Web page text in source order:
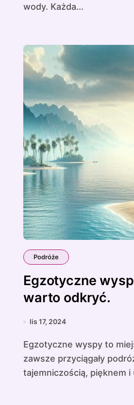
wody. Każda...
Podróże
Egzotyczne
warto odkryć.
lis 17, 2024
Egzotyczne wyspy to miejsca, które od
zawsze przyciągały
tajemniczością, pięknem i